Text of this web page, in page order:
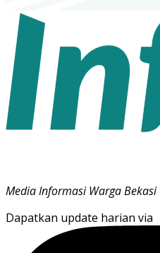
Media Informasi Warga Bekasi
Dapatkan update harian via